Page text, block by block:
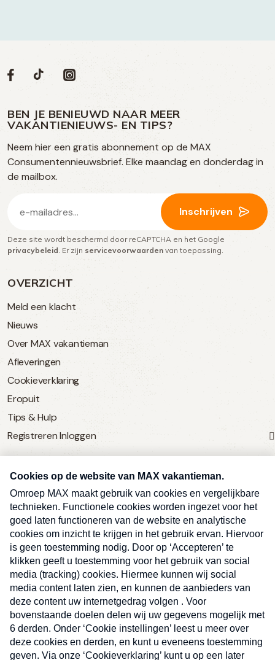
OVERZICHT
Meld een klacht
Nieuws
Over MAX vakantieman
Afleveringen
Cookieverklaring
Eropuit
Tips & Hulp
Registreren Inloggen
SERVICE
Over Omroep MAX
MAX Vandaag
MAX Meldpunt
Pers
Contact
Algemene voorwaarden
Privacyverklaring
Kwetsbaarheid melden
RegistrerenInloggen
Volg
op
social
media
Social
Volg
op
Facebook
Volg
op
TikTok
Volg
op
Instagram
BEN JE BENIEUWD NAAR MEER
VAKANTIENIEUWS- EN TIPS?
Neem hier een gratis abonnement op de MAX
Consumentennieuwsbrief. Elke maandag en donderdag in
de mailbox.
mailadres
(Vereist)
Inschrijven
Deze site wordt beschermd door reCAPTCHA en het Google
privacybeleid. Er zijn servicevoorwaarden van toepassing.
Ben je benieuwd naar meer
vakantienieuws- en tips?
E-
Inschrijven